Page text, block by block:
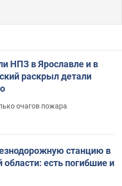
НПЗ в Ярославле и в
раскрыл детали
очагов пожара
станцию в
области: есть погибшие и